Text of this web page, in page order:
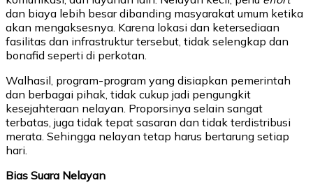
dan biaya lebih besar dibanding masyarakat umum ketika
akan mengaksesnya. Karena lokasi dan ketersediaan
fasilitas dan infrastruktur tersebut, tidak selengkap dan
bonafid seperti di perkotan.
Walhasil, program-program yang disiapkan pemerintah
dan berbagai pihak, tidak cukup jadi pengungkit
kesejahteraan nelayan. Proporsinya selain sangat
terbatas, juga tidak tepat sasaran dan tidak terdistribusi
merata. Sehingga nelayan tetap harus bertarung setiap
hari.
Bias Suara Nelayan